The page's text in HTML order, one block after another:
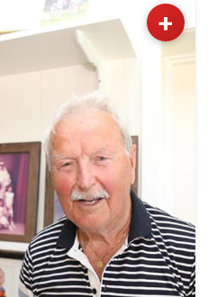
i Grunnlovsbygda
det hele startet med et
og små deltok i
det ankommer
+